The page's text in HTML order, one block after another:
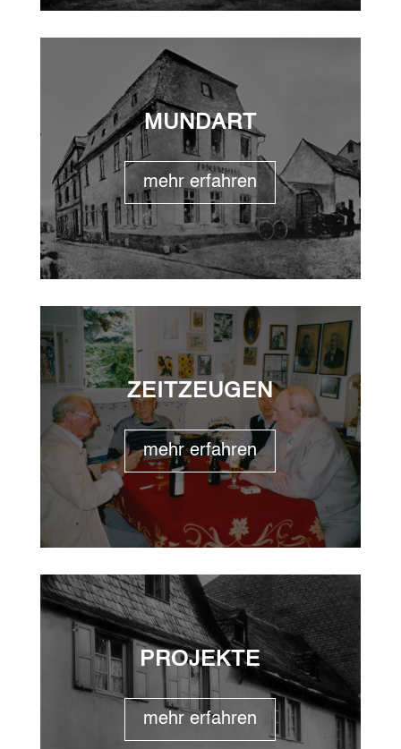
MUNDART
mehr erfahren
ZEITZEUGEN
mehr erfahren
PROJEKTE
mehr erfahren